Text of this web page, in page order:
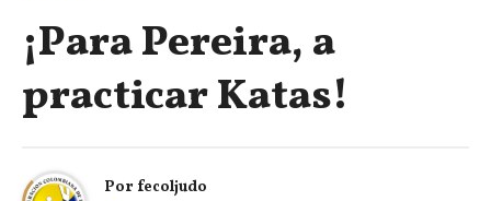
¡Para Pereira, a
practicar Katas!
Por fecoljudo